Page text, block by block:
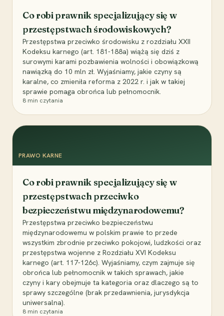
Co robi prawnik specjalizujący się w
przestępstwach środowiskowych?
Przestępstwa przeciwko środowisku z rozdziału XXII
Kodeksu karnego (art. 181-188a) wiążą się dziś z
surowymi karami pozbawienia wolności i obowiązkową
nawiązką do 10 mln zł. Wyjaśniamy, jakie czyny są
karalne, co zmieniła reforma z 2022 r. i jak w takiej
sprawie pomaga obrońca lub pełnomocnik.
8 min czytania
PRAWO KARNE
Co robi prawnik specjalizujący się w
przestępstwach przeciwko
bezpieczeństwu międzynarodowemu?
Przestępstwa przeciwko bezpieczeństwu
międzynarodowemu w polskim prawie to przede
wszystkim zbrodnie przeciwko pokojowi, ludzkości oraz
przestępstwa wojenne z Rozdziału XVI Kodeksu
karnego (art. 117-126c). Wyjaśniamy, czym zajmuje się
obrońca lub pełnomocnik w takich sprawach, jakie
czyny i kary obejmuje ta kategoria oraz dlaczego są to
sprawy szczególne (brak przedawnienia, jurysdykcja
uniwersalna).
8 min czytania